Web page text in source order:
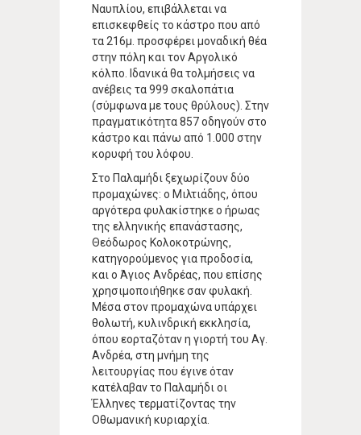
Ναυπλίου, επιβάλλεται να
επισκεφθείς το κάστρο που από
τα 216μ. προσφέρει μοναδική θέα
στην πόλη και τον Αργολικό
κόλπο. Ιδανικά θα τολμήσεις να
ανέβεις τα 999 σκαλοπάτια
(σύμφωνα με τους θρύλους). Στην
πραγματικότητα 857 οδηγούν στο
κάστρο και πάνω από 1.000 στην
κορυφή του λόφου.
Στο Παλαμήδι ξεχωρίζουν δύο
προμαχώνες: ο Μιλτιάδης, όπου
αργότερα φυλακίστηκε ο ήρωας
της ελληνικής επανάστασης,
Θεόδωρος Κολοκοτρώνης,
κατηγορούμενος για προδοσία,
και ο Άγιος Ανδρέας, που επίσης
χρησιμοποιήθηκε σαν φυλακή.
Μέσα στον προμαχώνα υπάρχει
θολωτή, κυλινδρική εκκλησία,
όπου εορταζόταν η γιορτή του Αγ.
Ανδρέα, στη μνήμη της
λειτουργίας που έγινε όταν
κατέλαβαν το Παλαμήδι οι
Έλληνες τερματίζοντας την
Οθωμανική κυριαρχία.